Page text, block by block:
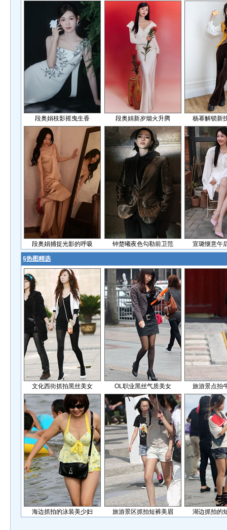
段奥娟枝影摇曳生香 段奥娟新岁烟火升腾 杨幂解锁新
段奥娟捕捉光影的呼吸 钟楚曦夜色勾勒前卫范 宣璐惬意午
§热图精选
文化西街抓拍黑丝美女 OL职业黑丝气质美女 旅游景点拍
海边抓拍的泳装美少妇 旅游景区抓拍短裤美眉 湖边抓拍的